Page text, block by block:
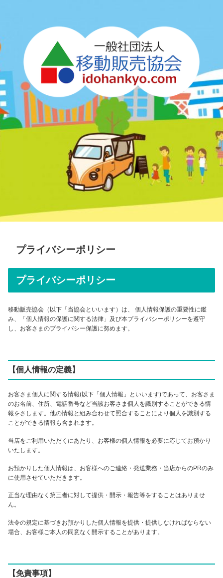
プライバシーポリシー
プライバシーポリシー
移動販売協会（以下「当協会といいます）は、 個人情報保護の重要性に鑑
み、「個人情報の保護に関する法律」及び本プライバシーポリシーを遵守
し、お客さまのプライバシー保護に努めます。
【個人情報の定義】
お客さま個人に関する情報(以下「個人情報」といいます)であって、お客さま
のお名前、住所、電話番号など当該お客さま個人を識別することができる情
報をさします。他の情報と組み合わせて照合することにより個人を識別する
ことができる情報も含まれます。
当店をご利用いただくにあたり、お客様の個人情報を必要に応じてお預かり
いたします。
お預かりした個人情報は、お客様へのご連絡・発送業務・当店からのPRのみ
に使用させていただきます。
正当な理由なく第三者に対して提供・開示・報告等をすることはありませ
ん。
法令の規定に基づきお預かりした個人情報を提供・提供しなければならない
場合、お客様ご本人の同意なく開示することがあります。
【免責事項】